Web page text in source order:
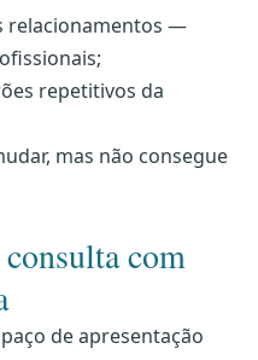
relacionamentos —
repetitivos da
mas não consegue
com
de apresentação